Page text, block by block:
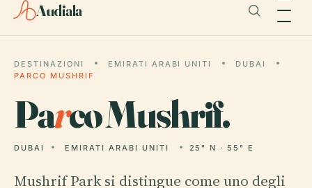
Audiala
DESTINAZIONI EMIRATI ARABI UNITI
DUBAI
PARCO MUSHRIF
Parco Mushrif.
DUBAI EMIRATI ARABI UNITI 25° N · 55° E
Mushrif Park si distingue come uno degli